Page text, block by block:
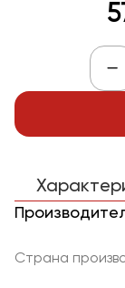
Страна